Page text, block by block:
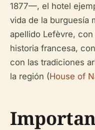
1877—, el hotel
vida de la burguesía
apellido Lefèvre,
historia francesa,
con las tradiciones
la región (House of